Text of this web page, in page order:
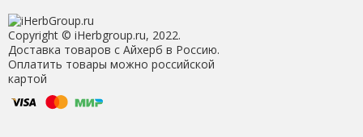
Copyright © iHerbgroup.ru, 2022.
Доставка товаров с Айхерб в Россию.
Оплатить товары можно российской
картой